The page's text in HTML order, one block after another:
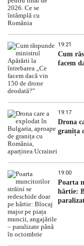
19:21
Cum
facem
19:17
Drona
granița
19:00
Poarta
hârtie: